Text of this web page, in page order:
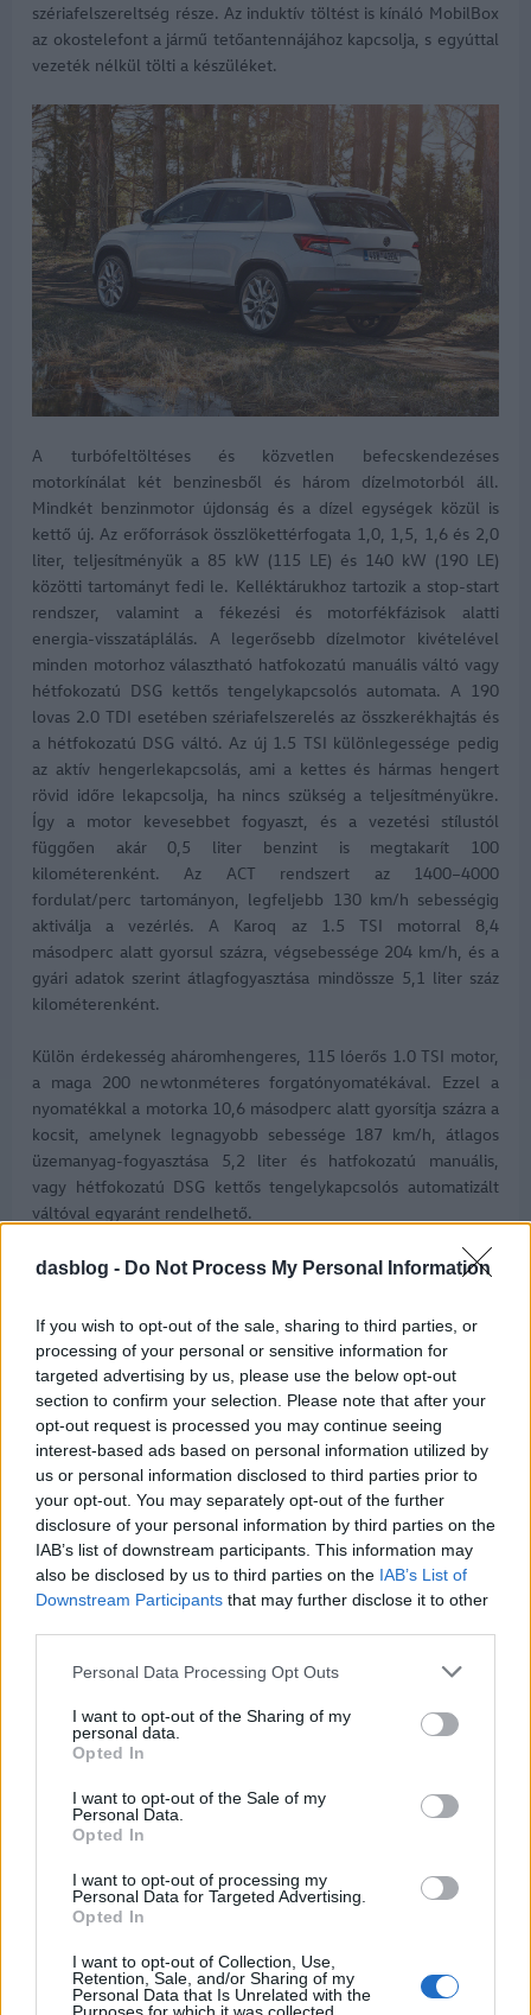
dasblog - Do Not Process My Personal Information
If you wish to opt-out of the sale, sharing to third parties, or
processing of your personal or sensitive information for
targeted advertising by us, please use the below opt-out
section to confirm your selection. Please note that after your
opt-out request is processed you may continue seeing
interest-based ads based on personal information utilized by
us or personal information disclosed to third parties prior to
your opt-out. You may separately opt-out of the further
disclosure of your personal information by third parties on the
IAB’s list of downstream participants. This information may
also be disclosed by us to third parties on the IAB’s List of
Downstream Participants that may further disclose it to other
Please note that this website/app uses one or more Google
not limited to your visit or usage behaviour. You may click to
grant or deny consent to Google and its third-party tags to
use your data for below specified purposes in below Google
consent section.
Personal Data Processing Opt Outs
I want to opt-out of the Sharing of my
personal data.
Opted In
I want to opt-out of the Sale of my
Personal Data.
Opted In
I want to opt-out of processing my
Personal Data for Targeted Advertising.
Opted In
I want to opt-out of Collection, Use,
Retention, Sale, and/or Sharing of my
Personal Data that Is Unrelated with the
szériafelszereltség része. Az induktív töltést is kínáló MobilBox
az okostelefont a jármű tetőantennájához kapcsolja, s egyúttal
vezeték nélkül tölti a készüléket.
A turbófeltöltéses és közvetlen befecskendezéses
motorkínálat két benzinesből és három dízelmotorból áll.
Mindkét benzinmotor újdonság és a dízel egységek közül is
kettő új. Az erőforrások összlökettérfogata 1,0, 1,5, 1,6 és 2,0
liter, teljesítményük a 85 kW (115 LE) és 140 kW (190 LE)
közötti tartományt fedi le. Kelléktárukhoz tartozik a stop-start
rendszer, valamint a fékezési és motorfékfázisok alatti
energia-visszatáplálás. A legerősebb dízelmotor kivételével
minden motorhoz választható hatfokozatú manuális váltó vagy
hétfokozatú DSG kettős tengelykapcsolós automata. A 190
lovas 2.0 TDI esetében szériafelszerelés az összkerékhajtás és
a hétfokozatú DSG váltó. Az új 1.5 TSI különlegessége pedig
az aktív hengerlekapcsolás, ami a kettes és hármas hengert
rövid időre lekapcsolja, ha nincs szükség a teljesítményükre.
Így a motor kevesebbet fogyaszt, és a vezetési stílustól
függően akár 0,5 liter benzint is megtakarít 100
kilométerenként. Az ACT rendszert az 1400–4000
fordulat/perc tartományon, legfeljebb 130 km/h sebességig
aktiválja a vezérlés. A Karoq az 1.5 TSI motorral 8,4
másodperc alatt gyorsul százra, végsebessége 204 km/h, és a
gyári adatok szerint átlagfogyasztása mindössze 5,1 liter száz
kilométerenként.
Külön érdekesség aháromhengeres, 115 lóerős 1.0 TSI motor,
a maga 200 newtonméteres forgatónyomatékával. Ezzel a
nyomatékkal a motorka 10,6 másodperc alatt gyorsítja százra a
kocsit, amelynek legnagyobb sebessége 187 km/h, átlagos
üzemanyag-fogyasztása 5,2 liter és hatfokozatú manuális,
vagy hétfokozatú DSG kettős tengelykapcsolós automatizált
váltóval egyaránt rendelhető.
Mindamellett többek közt olyan vezetői segédrendszereket
kínál a gyár, mint a Park Assist, a Lane Assist sávtartó rendszer
vagy az úgynevezett Torlódási asszisztens. Még fokozottabb
biztonságról gondoskodik a Blind Spot Detect holttér-figyelő
rendszer, aprediktív gyalogosvédelmi funkciót is kínálóFront
Assist ráfutásgátló, vagy az Emergency Assist vészhelyzeti
segéd.